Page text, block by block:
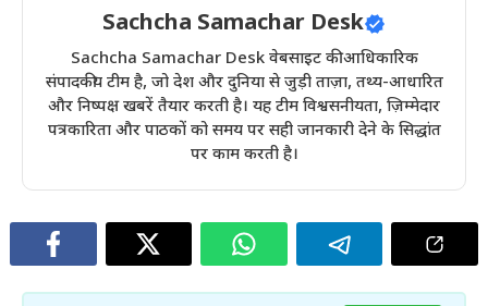
Sachcha Samachar Desk
Sachcha Samachar Desk वेबसाइट की आधिकारिक
संपादकीय टीम है, जो देश और दुनिया से जुड़ी ताज़ा, तथ्य-आधारित
और निष्पक्ष खबरें तैयार करती है। यह टीम विश्वसनीयता, ज़िम्मेदार
पत्रकारिता और पाठकों को समय पर सही जानकारी देने के सिद्धांत
पर काम करती है।